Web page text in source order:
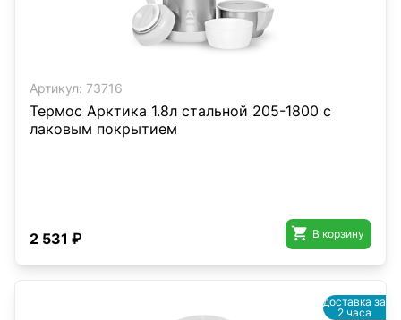
Артикул: 73716
Термос Арктика 1.8л стальной 205-1800 с
лаковым покрытием
2 531 ₽  В корзину
доставка за
2 часа